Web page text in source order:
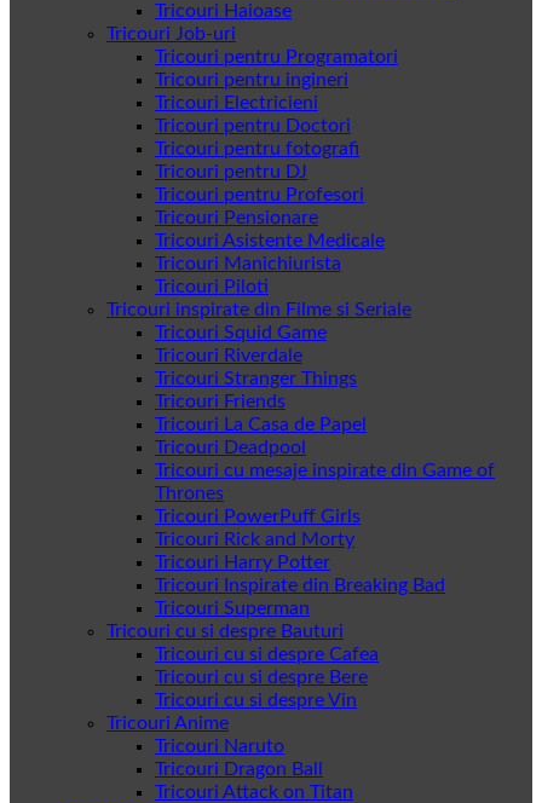
Tricouri Haioase
Tricouri Job-uri
Tricouri pentru Programatori
Tricouri pentru ingineri
Tricouri Electricieni
Tricouri pentru Doctori
Tricouri pentru fotografi
Tricouri pentru DJ
Tricouri pentru Profesori
Tricouri Pensionare
Tricouri Asistente Medicale
Tricouri Manichiurista
Tricouri Piloti
Tricouri inspirate din Filme si Seriale
Tricouri Squid Game
Tricouri Riverdale
Tricouri Stranger Things
Tricouri Friends
Tricouri La Casa de Papel
Tricouri Deadpool
Tricouri cu mesaje inspirate din Game of
Thrones
Tricouri PowerPuff Girls
Tricouri Rick and Morty
Tricouri Harry Potter
Tricouri Inspirate din Breaking Bad
Tricouri Superman
Tricouri cu si despre Bauturi
Tricouri cu si despre Cafea
Tricouri cu si despre Bere
Tricouri cu si despre Vin
Tricouri Anime
Tricouri Naruto
Tricouri Dragon Ball
Tricouri Attack on Titan